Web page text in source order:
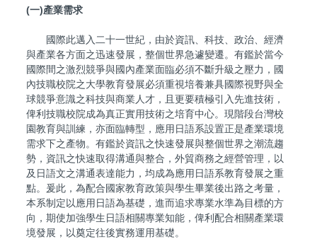
(一)產業需求
國際此邁入二十一世紀，由於資訊、科技、政治、經濟
與產業各方面之迅速發展，整個世界急遽變遷。有鑑於當今
國際間之激烈競爭與國內產業面臨必須不斷升級之壓力，國
內技職校院之大學教育發展必須重視培養兼具國際視野與全
球競爭意識之科技與商業人才，且更要積極引入先進技術，
俾利技職校院成為真正實用技術之培育中心。現階段台灣校
園教育與訓練，亦面臨轉型，應用日語系設置正是產業環境
需求下之產物。有鑑於資訊之快速發展與整個世界之潮流趨
勢，資訊之快速取得溝通與整合，外貿商務之經營管理，以
及日語文之溝通表達能力，均成為應用日語系教育發展之重
點。爰此，為配合國家教育政策與學生畢業後出路之考量，
本系制定以應用日語為基礎，進而追求專業水準為目標的方
向，期使加強學生日語相關專業知能，俾利配合相關產業環
境發展，以奠定往後實務運用基礎。